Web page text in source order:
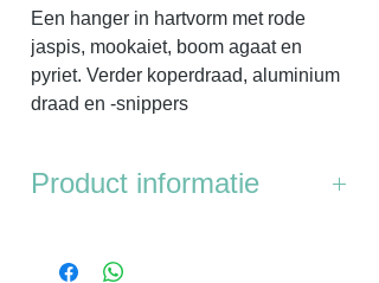
Een hanger in hartvorm met rode
jaspis, mookaiet, boom agaat en
pyriet. Verder koperdraad, aluminium
draad en -snippers
Product informatie
punt 5 cm. Op het breedste punt ong.